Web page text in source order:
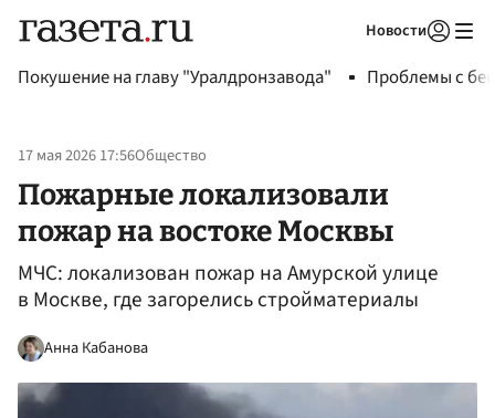
Новости
Покушение на главу "Уралдронзавода" Проблемы с
17 мая 2026 17:56Общество
Пожарные локализовали
пожар на востоке Москвы
МЧС: локализован пожар на Амурской улице
в Москве, где загорелись стройматериалы
Анна Кабанова